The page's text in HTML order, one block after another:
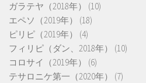
ガラテヤ（2018年）
(10)
エペソ（2019年）
(18)
ピリピ（2019年）
(4)
フィリピ（ダン、2018年）
(10)
コロサイ（2019年）
(6)
テサロニケ第一（2020年）
(7)